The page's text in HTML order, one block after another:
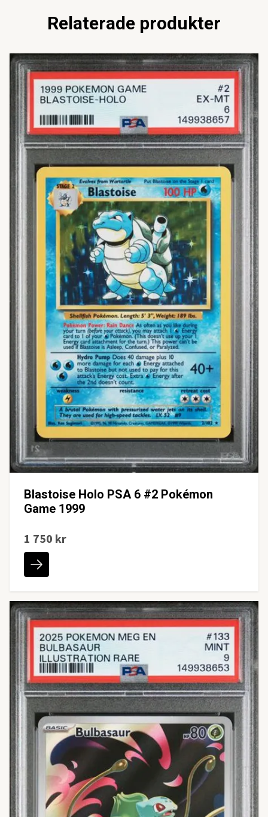
Relaterade produkter
Blastoise Holo PSA 6 #2 Pokémon
Game 1999
1 750 kr